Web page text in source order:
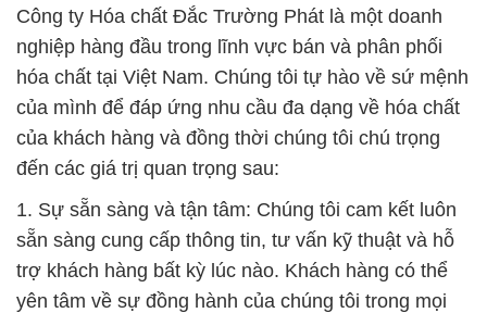
Công ty Hóa chất Đắc Trường Phát là một doanh
nghiệp hàng đầu trong lĩnh vực bán và phân phối
hóa chất tại Việt Nam. Chúng tôi tự hào về sứ mệnh
của mình để đáp ứng nhu cầu đa dạng về hóa chất
của khách hàng và đồng thời chúng tôi chú trọng
đến các giá trị quan trọng sau:
1. Sự sẵn sàng và tận tâm: Chúng tôi cam kết luôn
sẵn sàng cung cấp thông tin, tư vấn kỹ thuật và hỗ
trợ khách hàng bất kỳ lúc nào. Khách hàng có thể
yên tâm về sự đồng hành của chúng tôi trong mọi